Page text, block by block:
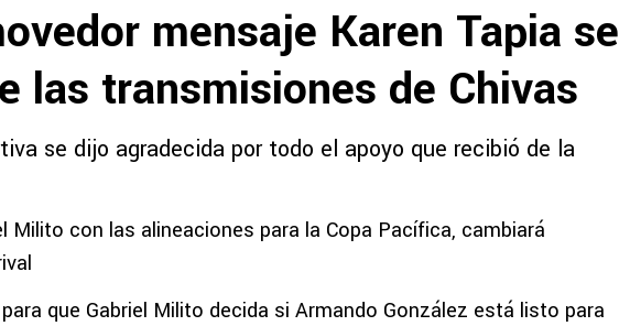
mensaje Karen Tapia se
las transmisiones de Chivas
se dijo agradecida por todo el apoyo que recibió de la
Milito con las alineaciones para la Copa Pacífica, cambiará
que Gabriel Milito decida si Armando González está listo para